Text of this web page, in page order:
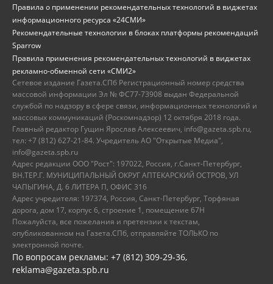
Правила о применении рекомендательных технологий в виджетах
информационного ресурса «24СМИ»
Рекомендательные технологии в блоках платформы рекомендаций
Sparrow
Правила применения рекомендательных технологий в виджетах
рекламно-обменной сети «СМИ2»
Сетевое издание Газета.СПб Регистрационный номер средства
массовой информации Эл № ФС77-73908 выдан Федеральной
службой по надзору в сфере связи, информационных технологий и
массовых коммуникаций (Роскомнадзор) 12 октября 2018 года.
Главный редактор Гущин Ярослав Алексеевич, info@gazeta.spb.ru,
тел: +7 (812) 627-21-84. Учредитель АО "Открытые Медиа",
info@gazeta.spb.ru
Адрес редакции ООО "Рост": 197022, Россия, г.Санкт-Петербург,
ВН.ТЕР.Г. МУНИЦИПАЛЬНЫЙ ОКРУГ АПТЕКАРСКИЙ ОСТРОВ, УЛ
ЧАПЫГИНА, Д. 6 ЛИТЕРА П, ОФИС 316
Адрес учредителя: 197374, Россия, Санкт-Петербург, Торфяная
дорога, дом 17, корпус 6, строение 1, помещение 67Н
Пожалуйста, все пожелания и претензии к текстам,
опубликованном на Газета.СПб, отправляйте ТОЛЬКО по
электронной почте.
По вопросам рекламы: +7 (812) 309-29-36,
reklama@gazeta.spb.ru